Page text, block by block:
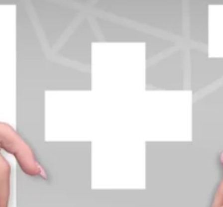
info@diamondline.lt
Prisijungti